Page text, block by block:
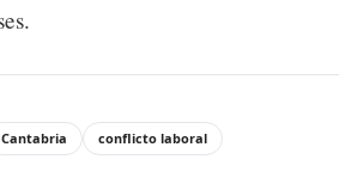
Cantabria conflicto laboral